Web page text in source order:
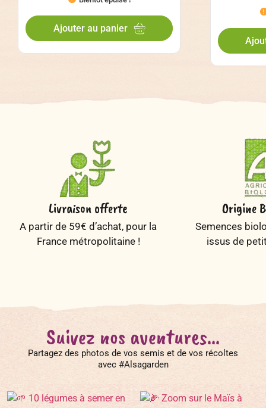
Ajouter au panier
Livraison offerte
A partir de 59€ d’achat, pour la
France métropolitaine !
Origine
Semences
issus de
Suivez nos aventures...
Partagez des photos de vos semis et de vos récoltes
avec #Alsagarden